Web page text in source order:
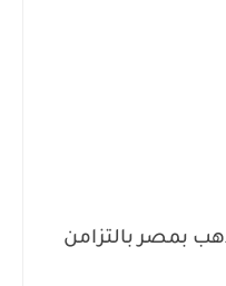
بمصر بالتزامن